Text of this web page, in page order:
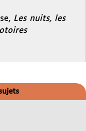
Les nuits, les